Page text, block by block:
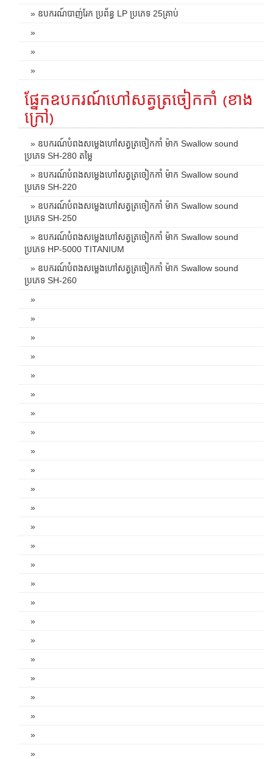
» ឧបករណ៍បាញ់រែក ប្រព័ន្ធ LP ប្រភេទ 25គ្រាប់
»
»
»
ផ្នែកឧបករណ៍ហៅសត្វត្រចៀកកាំ (ខាង
ក្រៅ)
» ឧបករណ៍បំពងសម្លេងហៅសត្វត្រចៀកកាំ ម៉ាក Swallow sound
ប្រភេទ SH-280 តម្លៃ
» ឧបករណ៍បំពងសម្លេងហៅសត្វត្រចៀកកាំ ម៉ាក Swallow sound
ប្រភេទ SH-220
» ឧបករណ៍បំពងសម្លេងហៅសត្វត្រចៀកកាំ ម៉ាក Swallow sound
ប្រភេទ SH-250
» ឧបករណ៍បំពងសម្លេងហៅសត្វត្រចៀកកាំ ម៉ាក Swallow sound
ប្រភេទ HP-5000 TITANIUM
» ឧបករណ៍បំពងសម្លេងហៅសត្វត្រចៀកកាំ ម៉ាក Swallow sound
ប្រភេទ SH-260
»
»
»
»
»
»
»
»
»
»
»
»
»
»
»
»
»
»
»
»
»
»
»
»
»